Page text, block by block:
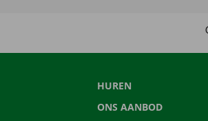
HUREN
ONS AANBOD